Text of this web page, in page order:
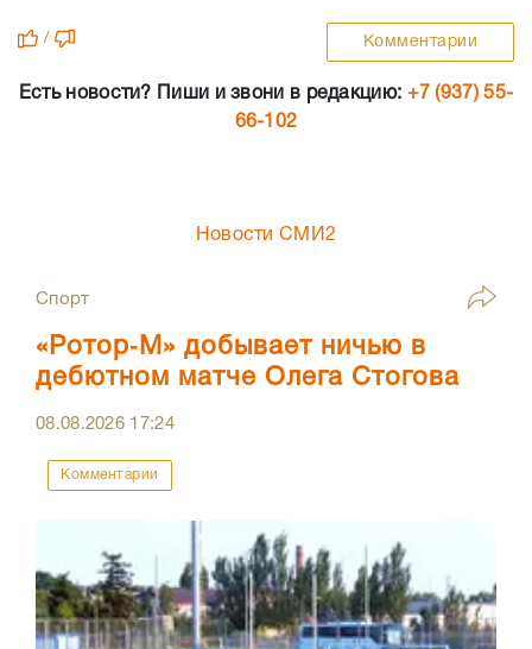
/ Комментарии
Есть новости? Пиши и звони в редакцию: +7 (937) 55-
66-102
Новости СМИ2
Спорт
«Ротор‑М» добывает ничью в
дебютном матче Олега Стогова
08.08.2026 17:24
Комментарии